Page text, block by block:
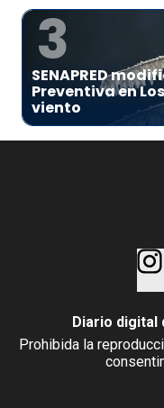
3
SENAPRED
Preventiva en
viento
Diario digital
Prohibida la